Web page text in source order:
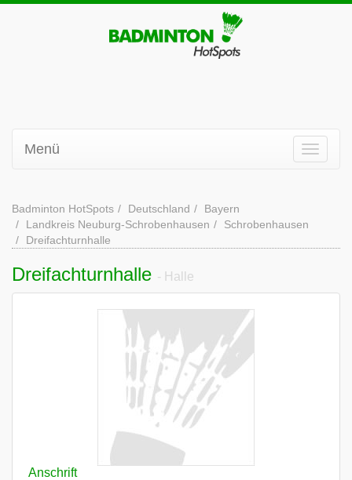
Menü
Badminton HotSpots Deutschland
Bayern
Landkreis Neuburg-Schrobenhausen
Schrobenhausen
Dreifachturnhalle
Dreifachturnhalle - Halle
Anschrift